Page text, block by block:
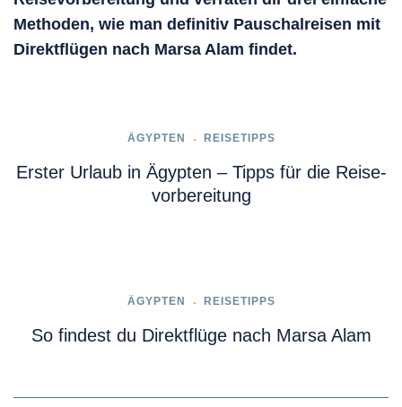
Methoden, wie man definitiv Pauschalreisen mit
Direktflügen nach Marsa Alam findet.
ÄGYPTEN REISETIPPS
Erster Urlaub in Ägypten – Tipps für die Reise­
vorbereitung
ÄGYPTEN REISETIPPS
So findest du Direktflüge nach Marsa Alam